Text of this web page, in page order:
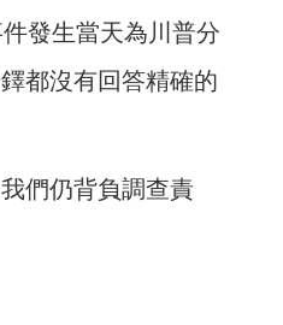
發生當天為川普分
都沒有回答精確的
們仍背負調查責